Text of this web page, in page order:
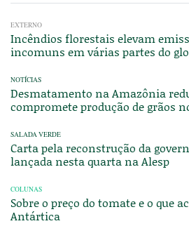
EXTERNO
Incêndios florestais elevam
incomuns em várias partes do
NOTÍCIAS
Desmatamento na Amazônia
compromete produção de grãos
SALADA VERDE
Carta pela reconstrução da
lançada nesta quarta na Alesp
COLUNAS
Sobre o preço do tomate e o que
Antártica